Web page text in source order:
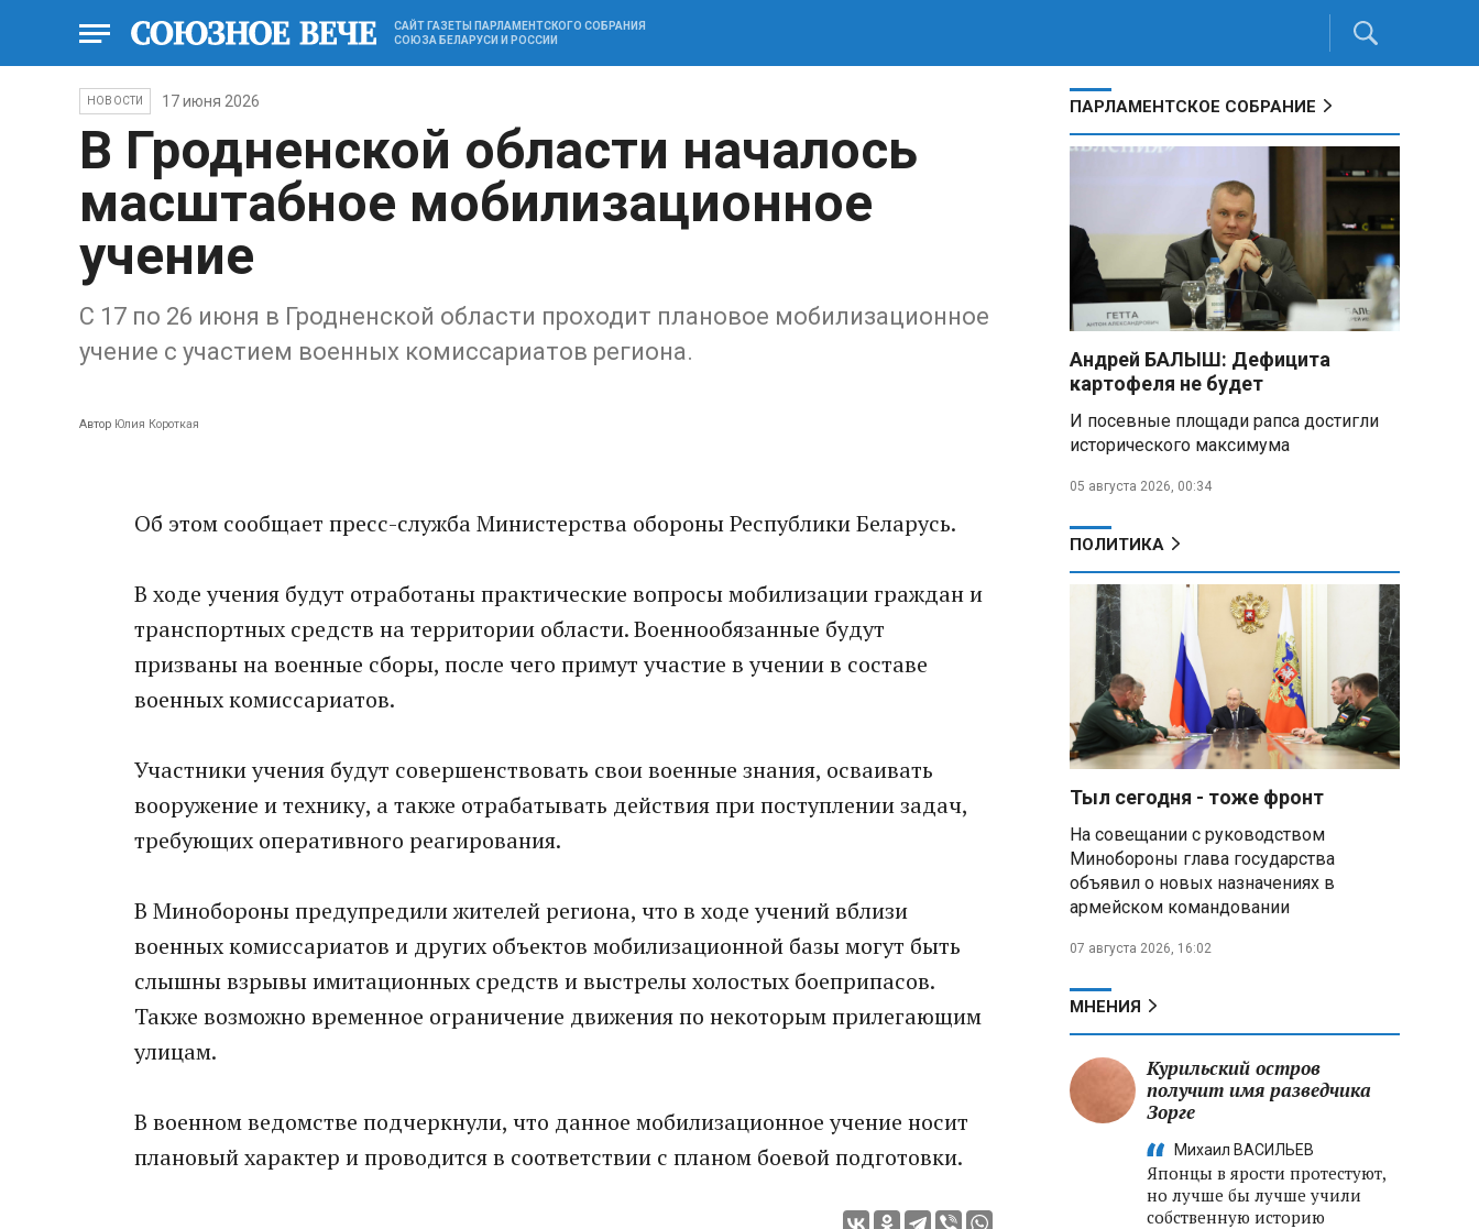
САЙТ ГАЗЕТЫ ПАРЛАМЕНТСКОГО СОБРАНИЯ
СОЮЗА БЕЛАРУСИ И РОССИИ
НОВОСТИ 17 июня 2026
В Гродненской области началось
масштабное мобилизационное
учение
С 17 по 26 июня в Гродненской области проходит плановое мобилизационное
учение с участием военных комиссариатов региона.
Автор Юлия Короткая
Об этом сообщает пресс-служба Министерства обороны Республики Беларусь.
В ходе учения будут отработаны практические вопросы мобилизации граждан и
транспортных средств на территории области. Военнообязанные будут
призваны на военные сборы, после чего примут участие в учении в составе
военных комиссариатов.
Участники учения будут совершенствовать свои военные знания, осваивать
вооружение и технику, а также отрабатывать действия при поступлении задач,
требующих оперативного реагирования.
В Минобороны предупредили жителей региона, что в ходе учений вблизи
военных комиссариатов и других объектов мобилизационной базы могут быть
слышны взрывы имитационных средств и выстрелы холостых боеприпасов.
Также возможно временное ограничение движения по некоторым прилегающим
улицам.
В военном ведомстве подчеркнули, что данное мобилизационное учение носит
плановый характер и проводится в соответствии с планом боевой подготовки.
ПАРЛАМЕНТСКОЕ СОБРАНИЕ
Андрей БАЛЫШ: Дефицита
картофеля не будет
И посевные площади рапса достигли
исторического максимума
05 августа 2026, 00:34
ПОЛИТИКА
Тыл сегодня - тоже фронт
На совещании с руководством
Минобороны глава государства
объявил о новых назначениях в
армейском командовании
07 августа 2026, 16:02
МНЕНИЯ
Курильский остров
получит имя разведчика
Зорге
Михаил ВАСИЛЬЕВ
Японцы в ярости протестуют,
но лучше бы лучше учили
собственную историю